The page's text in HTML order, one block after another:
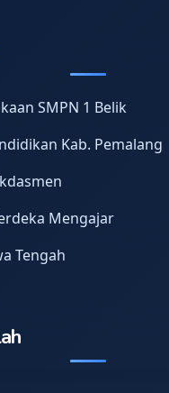
SMPN 1 Belik
Kab. Pemalang
Mengajar
Tengah